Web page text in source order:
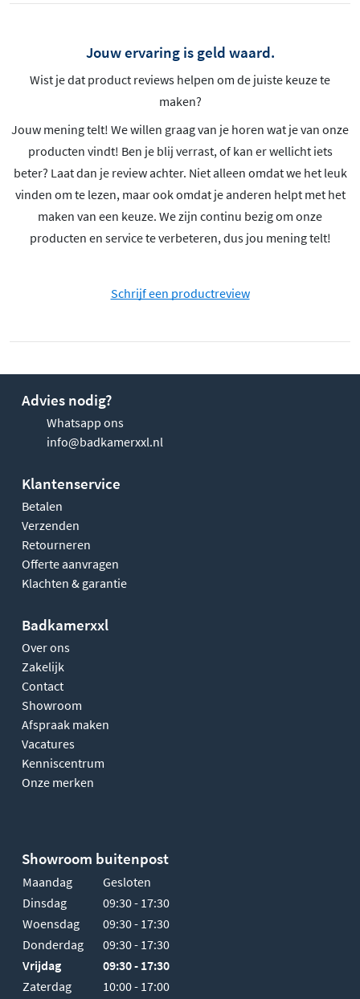
Jouw ervaring is geld waard.
Wist je dat product reviews helpen om de juiste keuze te
maken?
Jouw mening telt! We willen graag van je horen wat je van onze
producten vindt! Ben je blij verrast, of kan er wellicht iets
beter? Laat dan je review achter. Niet alleen omdat we het leuk
vinden om te lezen, maar ook omdat je anderen helpt met het
maken van een keuze. We zijn continu bezig om onze
producten en service te verbeteren, dus jou mening telt!
Schrijf een productreview
Advies nodig?
Whatsapp ons
info@badkamerxxl.nl
Klantenservice
Betalen
Verzenden
Retourneren
Offerte aanvragen
Klachten & garantie
Badkamerxxl
Over ons
Zakelijk
Contact
Showroom
Afspraak maken
Vacatures
Kenniscentrum
Onze merken
Showroom buitenpost
Maandag
Gesloten
Dinsdag
09:30 - 17:30
Woensdag
09:30 - 17:30
Donderdag
09:30 - 17:30
Vrijdag
09:30 - 17:30
Zaterdag
10:00 - 17:00